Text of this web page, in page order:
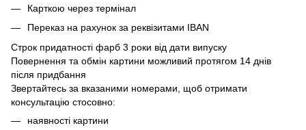
Карткою через термінал
Переказ на рахунок за реквізитами IBAN
Строк придатності фарб 3 роки від дати випуску
Повернення та обмін картини можливий протягом 14 днів
після придбання
Звертайтесь за вказаними номерами, щоб отримати
консультацію стосовно:
наявності картини